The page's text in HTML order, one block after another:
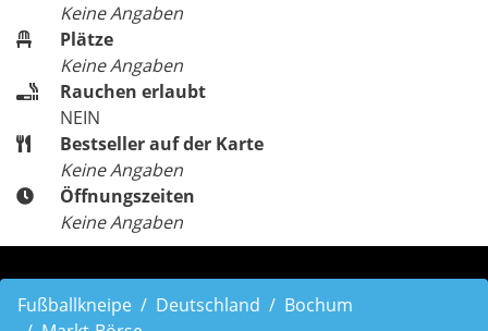
Keine Angaben
Plätze
Keine Angaben
Rauchen erlaubt
NEIN
Bestseller auf der Karte
Keine Angaben
Öffnungszeiten
Keine Angaben
Fußballkneipe Deutschland
Bochum